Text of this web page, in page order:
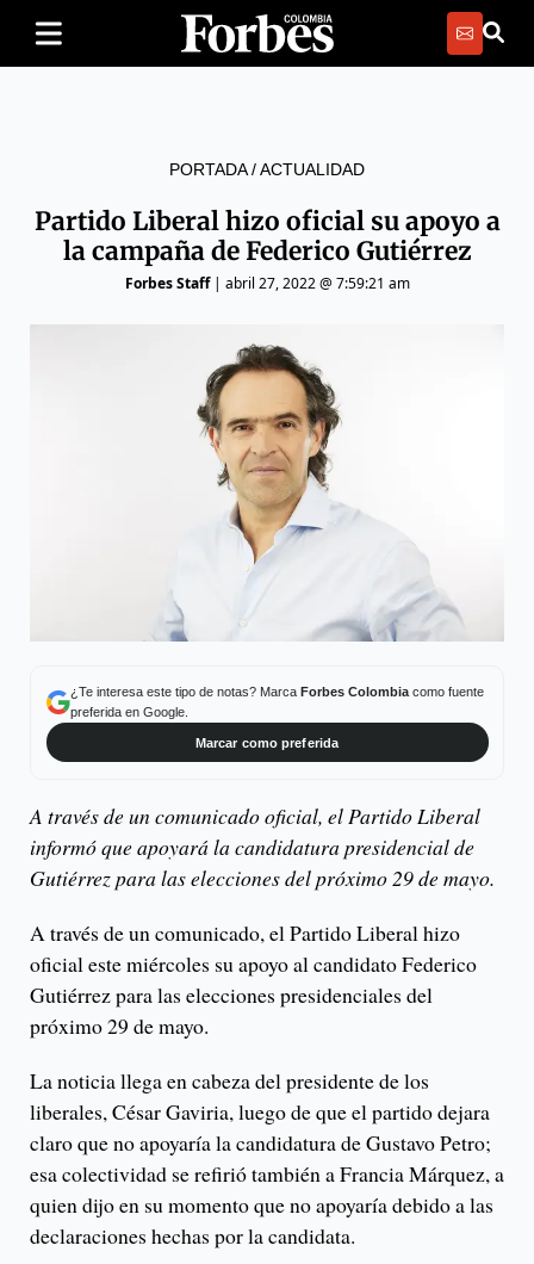
PORTADA/ACTUALIDAD
Partido Liberal hizo oficial su apoyo a
la campaña de Federico Gutiérrez
Forbes Staff| abril 27, 2022 @ 7:59:21 am
¿Te interesa este tipo de notas? Marca Forbes Colombiacomo fuente
preferida en Google.
Marcar como preferida
A través de un comunicado oficial, el Partido Liberal
informó que apoyará la candidatura presidencial de
Gutiérrez para las elecciones del próximo 29 de mayo.
A través de un comunicado, el Partido Liberal hizo
oficial este miércoles su apoyo al candidato Federico
Gutiérrez para las elecciones presidenciales del
próximo 29 de mayo.
La noticia llega en cabeza del presidente de los
liberales, César Gaviria, luego de que el partido dejara
claro que no apoyaría la candidatura de Gustavo Petro;
esa colectividad se refirió también a Francia Márquez, a
quien dijo en su momento que no apoyaría debido a las
declaraciones hechas por la candidata.